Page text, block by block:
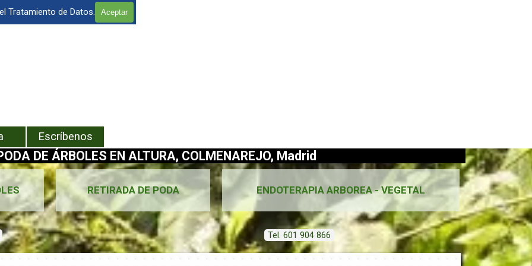
Tratamiento de Datos. Aceptar
Escríbenos
DE ÁRBOLES EN ALTURA, COLMENAREJO, Madrid
RETIRADA DE PODA ENDOTERAPIA ARBOREA - VEGETAL
Tel. 601 904 866